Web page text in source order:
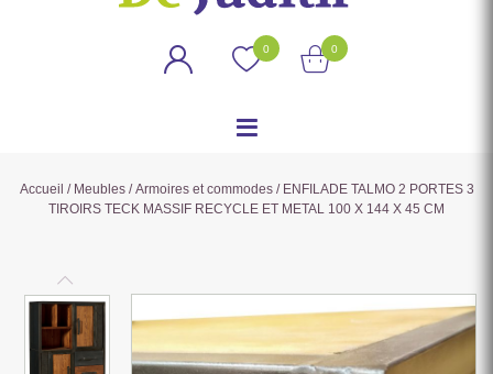
0 0
Accueil / Meubles/Armoires et commodes/ ENFILADE TALMO 2 PORTES 3
TIROIRS TECK MASSIF RECYCLE ET METAL 100 X 144 X 45 CM